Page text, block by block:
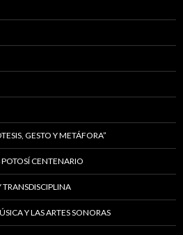
GESTO Y METÁFORA”
POTOSÍ CENTENARIO
Y LAS ARTES SONORAS